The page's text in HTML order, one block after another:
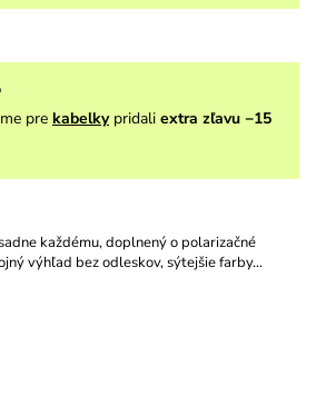
pre kabelky pridali extra zľavu −15
každému, doplnený o polarizačné
výhľad bez odleskov, sýtejšie farby…